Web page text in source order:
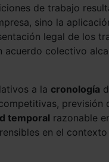
de trabajo
sino la
legal de los
acuerdo colectivo
a la cronología
previsión
temporal razonable
en el